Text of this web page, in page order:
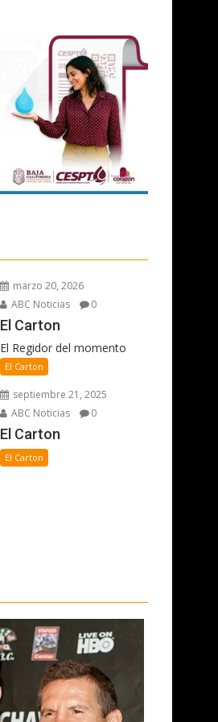
marzo 20, 2026
ABC Noticias
0
El Carton
El Regidor del momento
El Carton
septiembre 21, 2025
ABC Noticias
0
El Carton
El Carton